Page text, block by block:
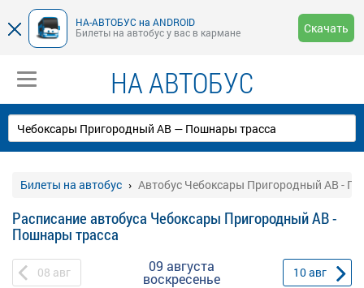
НА-АВТОБУС на ANDROID
Билеты на автобус у вас в кармане
Скачать
НА АВТОБУС
Билеты на автобус Автобус Чебоксары Пригородный АВ -
Расписание автобуса Чебоксары Пригородный АВ -
Пошнары трасса
08 авг 09 августа
воскресенье 10авг